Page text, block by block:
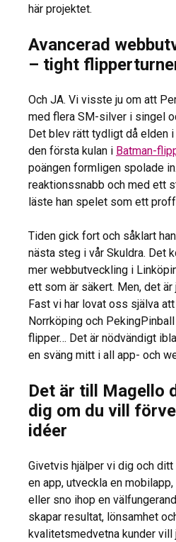
här projektet.
Avancerad
– tight
Och JA. Vi visste ju om att
med flera SM-silver i singel
Det blev rätt tydligt då elden
den första kulan i Batman-
poängen formligen spolade
reaktionssnabb och med ett
läste han spelet som ett
Tiden gick fort och såklart
nästa steg i vår Skuldra. Det
mer webbutveckling i
ett som är säkert. Men, det är
Fast vi har lovat oss själva att
Norrköping och
flipper… Det är nödvändigt
en sväng mitt i all app- och
Det är till Magello
dig om du vill
idéer
Givetvis hjälper vi dig och
en app, utveckla en
eller sno ihop en
skapar resultat, lönsamhet
kvalitetsmedvetna kunder vill